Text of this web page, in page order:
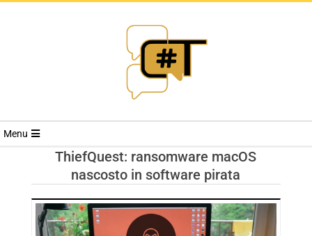
RIVISTA
TRENDS
Menu
ThiefQuest: ransomware macOS
nascosto in software pirata